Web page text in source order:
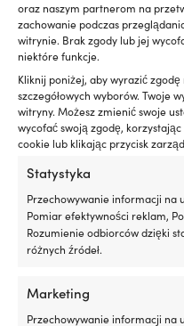
oraz naszym partnerom na
zachowanie podczas
witrynie. Brak zgody lub jej
niektóre funkcje.
Kliknij poniżej, aby wyrazić
szczegółowych wyborów. Twoje
witryny. Możesz zmienić swoje
wycofać swoją zgodę,
cookie lub klikając przycisk
Statystyka
Przechowywanie informacji na
Pomiar efektywności reklam,
Rozumienie odbiorców dzięki
różnych źródeł.
Marketing
Przechowywanie informacji na
14,62€
2 W MAGAZYNIE (MOŻE BYĆ
ZAMÓWIONY)
Końcówka węża Guidi Hose
Connector Male, mosiądz, 3/8″